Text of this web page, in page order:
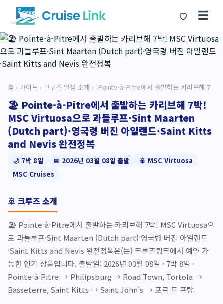
☰
홈 › 가이드 › 크루즈 일정 소개 › ️ Pointe-à-Pitre에서 출발하는 카리브해 7
🏖️ Pointe-à-Pitre에서 출발하는 카리브해 7박!
MSC Virtuosa으로 과들루프·Sint Maarten
(Dutch part)·영국령 버진 아일랜드·Saint Kitts
and Nevis 완전정복
🌙 7박 8일 📅 2026년 03월 08일 출발
🚢 MSC Virtuosa
MSC Cruises
🚢 크루즈 소개
🏖️ Pointe-à-Pitre에서 출발하는 카리브해 7박! MSC Virtuosa으
로 과들루프·Sint Maarten (Dutch part)·영국령 버진 아일랜드
·Saint Kitts and Nevis 완전정복은(는) 크루즈링크에서 예약 가
능한 인기 상품입니다. 출발일: 2026년 03월 08일 · 7박 8일 ·
Pointe-à-Pitre → Philipsburg → Road Town, Tortola →
Basseterre, Saint Kitts → Saint John's → 포르 드 프랑